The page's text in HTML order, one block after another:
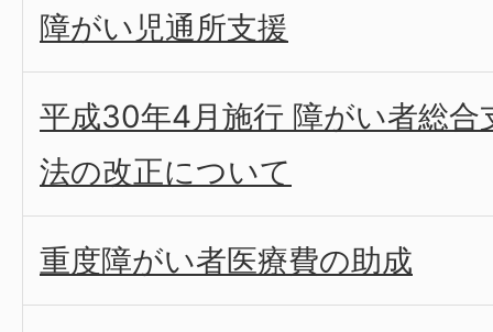
障がい児通所支援
平成30年4月施行 障がい者総合
法の改正について
重度障がい者医療費の助成